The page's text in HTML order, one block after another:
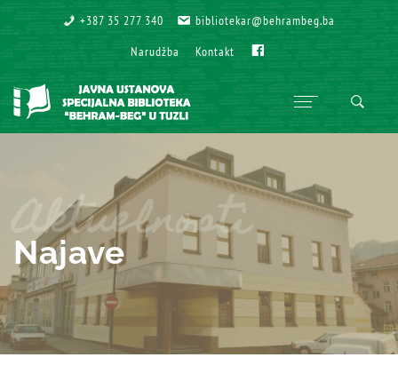
+387 35 277 340
+387 35 277 340 bibliotekar@behrambeg.ba
bibliotekar@behrambeg.ba
Narudžba
Narudžba Kontakt
Kontakt
Aktuelnosti
Najave